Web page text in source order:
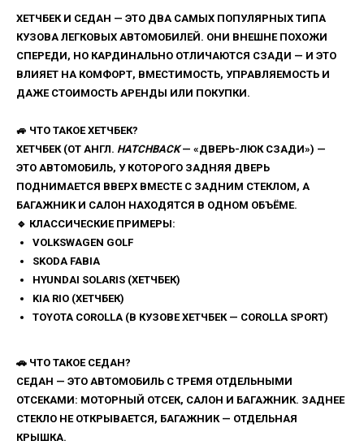
ХЕТЧБЕКИ СЕДАН — ЭТО ДВА САМЫХ ПОПУЛЯРНЫХ ТИПА
КУЗОВА ЛЕГКОВЫХ АВТОМОБИЛЕЙ. ОНИ ВНЕШНЕ ПОХОЖИ
СПЕРЕДИ, НО КАРДИНАЛЬНО ОТЛИЧАЮТСЯ СЗАДИ — И ЭТО
ВЛИЯЕТ НА КОМФОРТ, ВМЕСТИМОСТЬ, УПРАВЛЯЕМОСТЬ И
ДАЖЕ СТОИМОСТЬ АРЕНДЫ ИЛИ ПОКУПКИ.
🚙 ЧТО ТАКОЕХЕТЧБЕК?
ХЕТЧБЕК(ОТ АНГЛ. HATCHBACK— «ДВЕРЬ-ЛЮК СЗАДИ») —
ЭТО АВТОМОБИЛЬ, У КОТОРОГО ЗАДНЯЯ ДВЕРЬ
ПОДНИМАЕТСЯ ВВЕРХ ВМЕСТЕ С ЗАДНИМ СТЕКЛОМ, А
БАГАЖНИК И САЛОН НАХОДЯТСЯ В ОДНОМ ОБЪЁМЕ.
🔹 КЛАССИЧЕСКИЕ ПРИМЕРЫ:
VOLKSWAGEN GOLF
SKODA FABIA
HYUNDAI SOLARIS (ХЕТЧБЕК)
KIA RIO (ХЕТЧБЕК)
TOYOTA COROLLA (В КУЗОВЕ ХЕТЧБЕК — COROLLA SPORT)
🚗 ЧТО ТАКОЕ СЕДАН?
СЕДАН — ЭТО АВТОМОБИЛЬ С ТРЕМЯ ОТДЕЛЬНЫМИ
ОТСЕКАМИ: МОТОРНЫЙ ОТСЕК, САЛОН И БАГАЖНИК. ЗАДНЕЕ
СТЕКЛО НЕ ОТКРЫВАЕТСЯ, БАГАЖНИК — ОТДЕЛЬНАЯ
КРЫШКА.